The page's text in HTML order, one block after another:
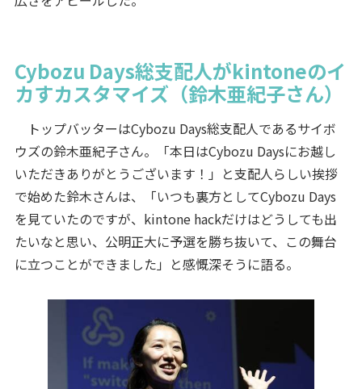
Cybozu Days総支配人がkintoneのイ
カすカスタマイズ（鈴木亜紀子さん）
トップバッターはCybozu Days総支配人であるサイボ
ウズの鈴木亜紀子さん。「本日はCybozu Daysにお越し
いただきありがとうございます！」と支配人らしい挨拶
で始めた鈴木さんは、「いつも裏方としてCybozu Days
を見ていたのですが、kintone hackだけはどうしても出
たいなと思い、公明正大に予選を勝ち抜いて、この舞台
に立つことができました」と感慨深そうに語る。